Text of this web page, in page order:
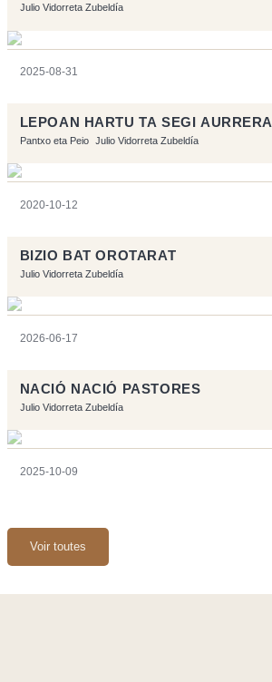
Julio Vidorreta Zubeldía
2025-08-31
LEPOAN HARTU TA SEGI AURRERA
Pantxo eta Peio Julio Vidorreta Zubeldía
2020-10-12
BIZIO BAT OROTARAT
Julio Vidorreta Zubeldía
2026-06-17
NACIÓ NACIÓ PASTORES
Julio Vidorreta Zubeldía
2025-10-09
Voir toutes